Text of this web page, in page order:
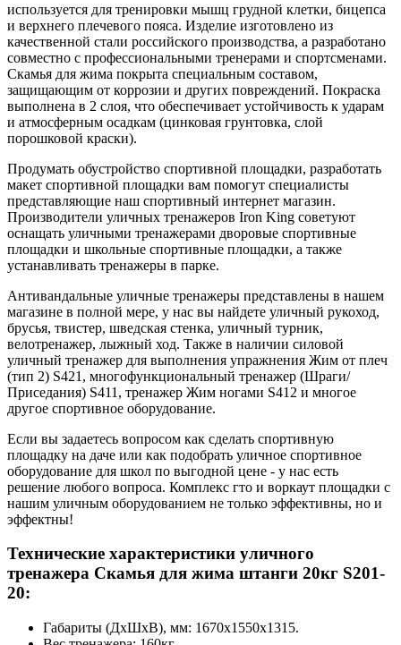
используется для тренировки мышц грудной клетки, бицепса
и верхнего плечевого пояса. Изделие изготовлено из
качественной стали российского производства, а разработано
совместно с профессиональными тренерами и спортсменами.
Скамья для жима покрыта специальным составом,
защищающим от коррозии и других повреждений. Покраска
выполнена в 2 слоя, что обеспечивает устойчивость к ударам
и атмосферным осадкам (цинковая грунтовка, слой
порошковой краски).
Продумать обустройство спортивной площадки, разработать
макет спортивной площадки вам помогут специалисты
представляющие наш спортивный интернет магазин.
Производители уличных тренажеров Iron King советуют
оснащать уличными тренажерами дворовые спортивные
площадки и школьные спортивные площадки, а также
устанавливать тренажеры в парке.
Антивандальные уличные тренажеры представлены в нашем
магазине в полной мере, у нас вы найдете уличный рукоход,
брусья, твистер, шведская стенка, уличный турник,
велотренажер, лыжный ход. Также в наличии силовой
уличный тренажер для выполнения упражнения Жим от плеч
(тип 2) S421, многофункциональный тренажер (Шраги/
Приседания) S411, тренажер Жим ногами S412 и многое
другое спортивное оборудование.
Если вы задаетесь вопросом как сделать спортивную
площадку на даче или как подобрать уличное спортивное
оборудование для школ по выгодной цене - у нас есть
решение любого вопроса. Комплекс гто и воркаут площадки с
нашим уличным оборудованием не только эффективны, но и
эффектны!
Технические характеристики уличного
тренажера Скамья для жима штанги 20кг S201-
20:
Габариты (ДхШхВ), мм: 1670х1550х1315.